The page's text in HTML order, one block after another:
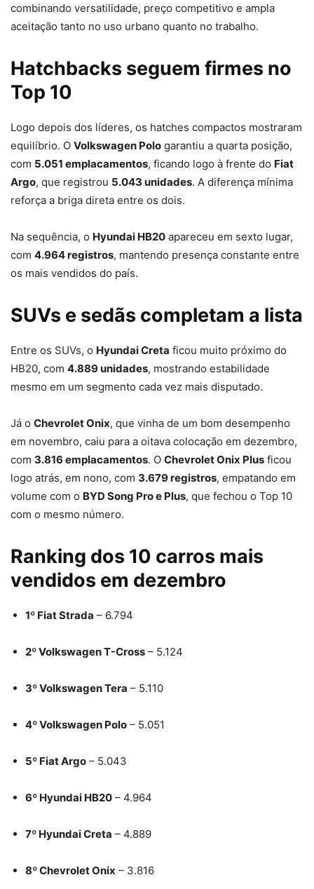
combinando versatilidade, preço competitivo e ampla
aceitação tanto no uso urbano quanto no trabalho.
Hatchbacks seguem firmes no
Top 10
Logo depois dos líderes, os hatches compactos mostraram
equilíbrio. O Volkswagen Polo garantiu a quarta posição,
com 5.051 emplacamentos, ficando logo à frente do Fiat
Argo, que registrou 5.043 unidades. A diferença mínima
reforça a briga direta entre os dois.
Na sequência, o Hyundai HB20 apareceu em sexto lugar,
com 4.964 registros, mantendo presença constante entre
os mais vendidos do país.
SUVs e sedãs completam a lista
Entre os SUVs, o Hyundai Creta ficou muito próximo do
HB20, com 4.889 unidades, mostrando estabilidade
mesmo em um segmento cada vez mais disputado.
Já o Chevrolet Onix, que vinha de um bom desempenho
em novembro, caiu para a oitava colocação em dezembro,
com 3.816 emplacamentos. O Chevrolet Onix Plus ficou
logo atrás, em nono, com 3.679 registros, empatando em
volume com o BYD Song Pro e Plus, que fechou o Top 10
com o mesmo número.
Ranking dos 10 carros mais
vendidos em dezembro
1º Fiat Strada – 6.794
2º Volkswagen T-Cross – 5.124
3º Volkswagen Tera – 5.110
4º Volkswagen Polo – 5.051
5º Fiat Argo – 5.043
6º Hyundai HB20 – 4.964
7º Hyundai Creta – 4.889
8º Chevrolet Onix – 3.816